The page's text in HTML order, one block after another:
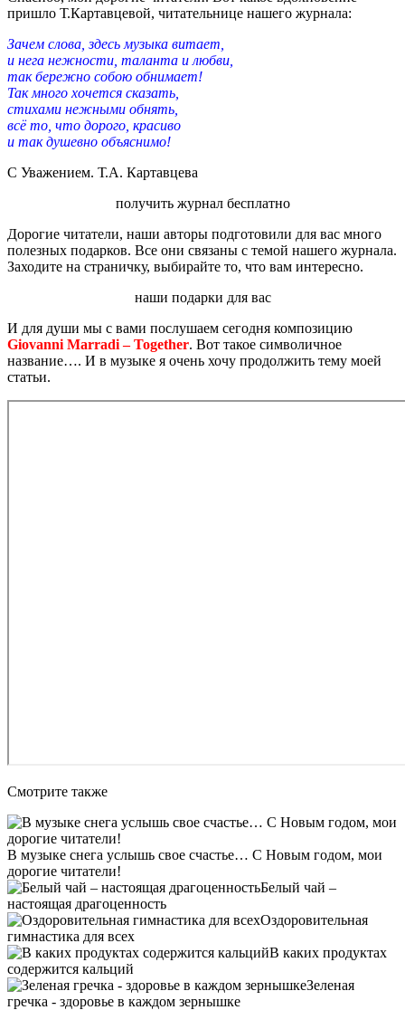
пришло Т.Картавцевой, читательнице нашего журнала:
Зачем слова, здесь музыка витает,
и нега нежности, таланта и любви,
так бережно собою обнимает!
Так много хочется сказать,
стихами нежными обнять,
всё то, что дорого, красиво
и так душевно объяснимо!
С Уважением. Т.А. Картавцева
получить журнал бесплатно
Дорогие читатели, наши авторы подготовили для вас много
полезных подарков. Все они связаны с темой нашего журнала.
Заходите на страничку, выбирайте то, что вам интересно.
наши подарки для вас
И для души мы с вами послушаем сегодня композицию
Giovanni Marradi – Together. Вот такое символичное
название…. И в музыке я очень хочу продолжить тему моей
статьи.
Смотрите также
В музыке снега услышь свое счастье… С Новым годом, мои
дорогие читатели!
Белый чай –
настоящая драгоценность
Оздоровительная
гимнастика для всех
В каких продуктах
содержится кальций
Зеленая
гречка - здоровье в каждом зернышке